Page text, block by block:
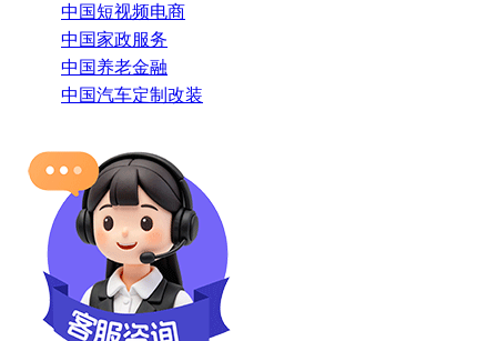
中国短视频电商
中国家政服务
中国养老金融
中国汽车定制改装